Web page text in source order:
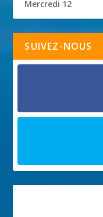
Mercredi 12
SUIVEZ-NOUS